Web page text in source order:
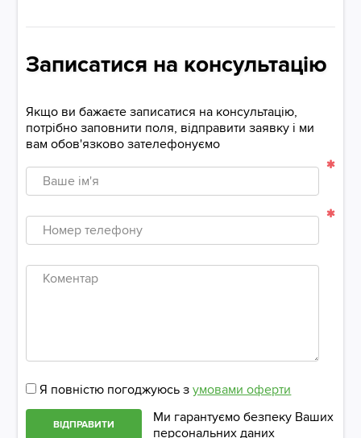
Записатися на консультацію
Якщо ви бажаєте записатися на консультацію,
потрібно заповнити поля, відправити заявку і ми
вам обов'язково зателефонуємо
Ваше
ім'я
Номер
телефону
Коментар
Я повністю погоджуюсь зумовами оферти
ВІДПРАВИТИ
Ми гарантуємо безпеку Ваших
персональних даних